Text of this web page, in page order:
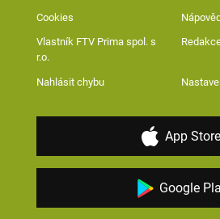
Cookies
Vlastník FTV Prima spol. s
r.o.
Nahlásit chybu
App Store
Google